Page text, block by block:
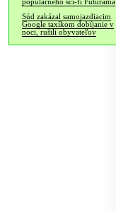
populárneho sci-fi Futurama
Súd zakázal samojazdiacim
Google taxíkom dobíjanie v
noci, rušili obyvateľov